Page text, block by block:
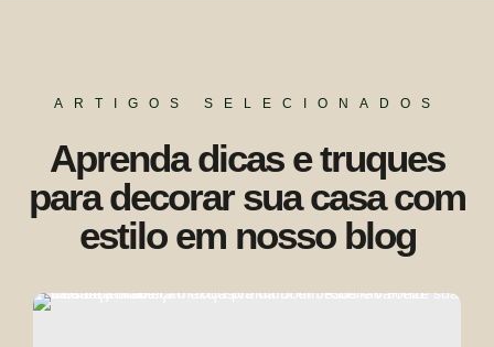
ARTIGOS SELECIONADOS
Aprenda dicas e truques
para decorar sua casa com
estilo em nosso blog